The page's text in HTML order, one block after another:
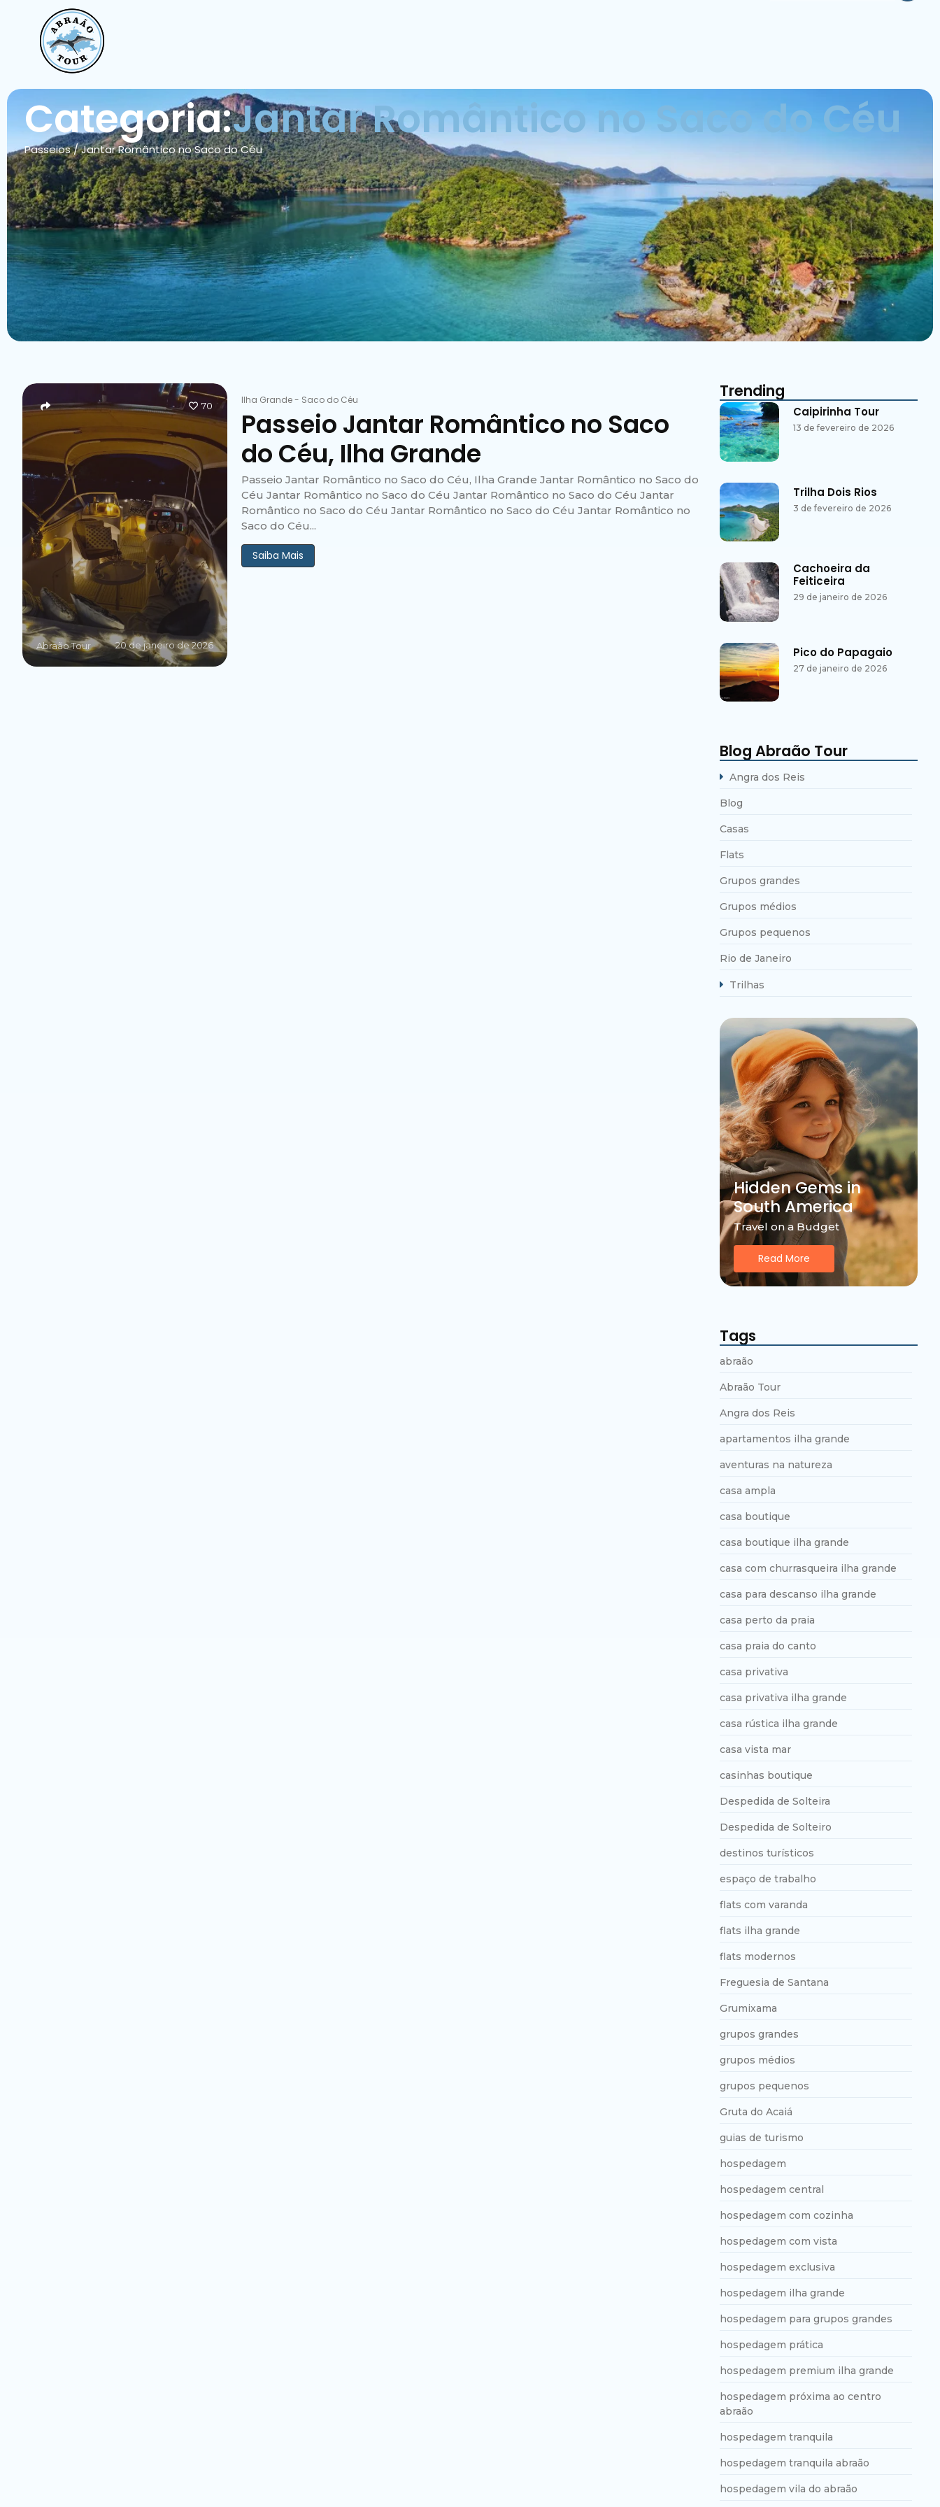
Categoria:Jantar Romântico no Saco do Céu
Passeios/Jantar Romântico no Saco do Céu
Abraão Tour 20 de janeiro de 2026
70 Ilha Grande- Saco do Céu
Passeio Jantar Romântico no Saco
do Céu, Ilha Grande
Passeio Jantar Romântico no Saco do Céu, Ilha Grande Jantar Romântico no Saco do
Céu Jantar Romântico no Saco do Céu Jantar Romântico no Saco do Céu Jantar
Romântico no Saco do Céu Jantar Romântico no Saco do Céu Jantar Romântico no
Saco do Céu...
Saiba Mais
Trending
Caipirinha Tour
13 de fevereiro de 2026
Trilha Dois Rios
3 de fevereiro de 2026
Cachoeira da
Feiticeira
29 de janeiro de 2026
Pico do Papagaio
27 de janeiro de 2026
Blog Abraão Tour
Angra dos Reis
Blog
Casas
Flats
Grupos grandes
Grupos médios
Grupos pequenos
Rio de Janeiro
Trilhas
Hidden Gems in
South America
Travel on a Budget
Read More
Tags
abraão
Abraão Tour
Angra dos Reis
apartamentos ilha grande
aventuras na natureza
casa ampla
casa boutique
casa boutique ilha grande
casa com churrasqueira ilha grande
casa para descanso ilha grande
casa perto da praia
casa praia do canto
casa privativa
casa privativa ilha grande
casa rústica ilha grande
casa vista mar
casinhas boutique
Despedida de Solteira
Despedida de Solteiro
destinos turísticos
espaço de trabalho
flats com varanda
flats ilha grande
flats modernos
Freguesia de Santana
Grumixama
grupos grandes
grupos médios
grupos pequenos
Gruta do Acaiá
guias de turismo
hospedagem
hospedagem central
hospedagem com cozinha
hospedagem com vista
hospedagem exclusiva
hospedagem ilha grande
hospedagem para grupos grandes
hospedagem prática
hospedagem premium ilha grande
hospedagem próxima ao centro
abraão
hospedagem tranquila
hospedagem tranquila abraão
hospedagem vila do abraão